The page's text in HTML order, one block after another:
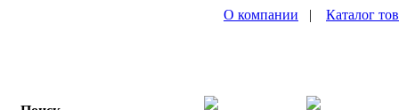
О компании | Каталог